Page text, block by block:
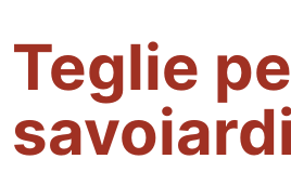
Teglie
savoiardi